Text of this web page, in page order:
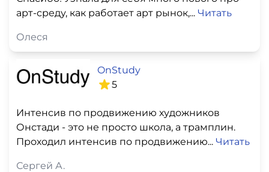
арт-среду, как работает арт рынок,... Читать
Олеся
OnStudy
5
Интенсив по продвижению художников
Онстади - это не просто школа, а трамплин.
Проходил интенсив по продвижению... Читать
Сергей А.